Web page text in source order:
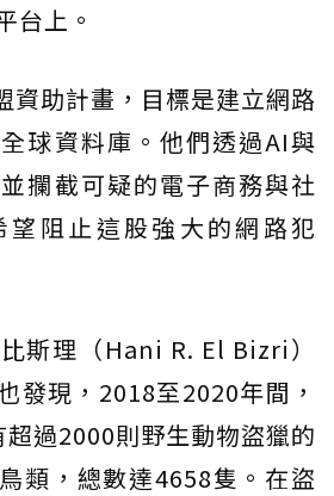
台上。
資助計畫，目標是建立網路
球資料庫。他們透過AI與
攔截可疑的電子商務與社
阻止這股強大的網路犯
斯理（Hani R. El Bizri）
發現，2018至2020年間，
過2000則野生動物盜獵的
類，總數達4658隻。在盜